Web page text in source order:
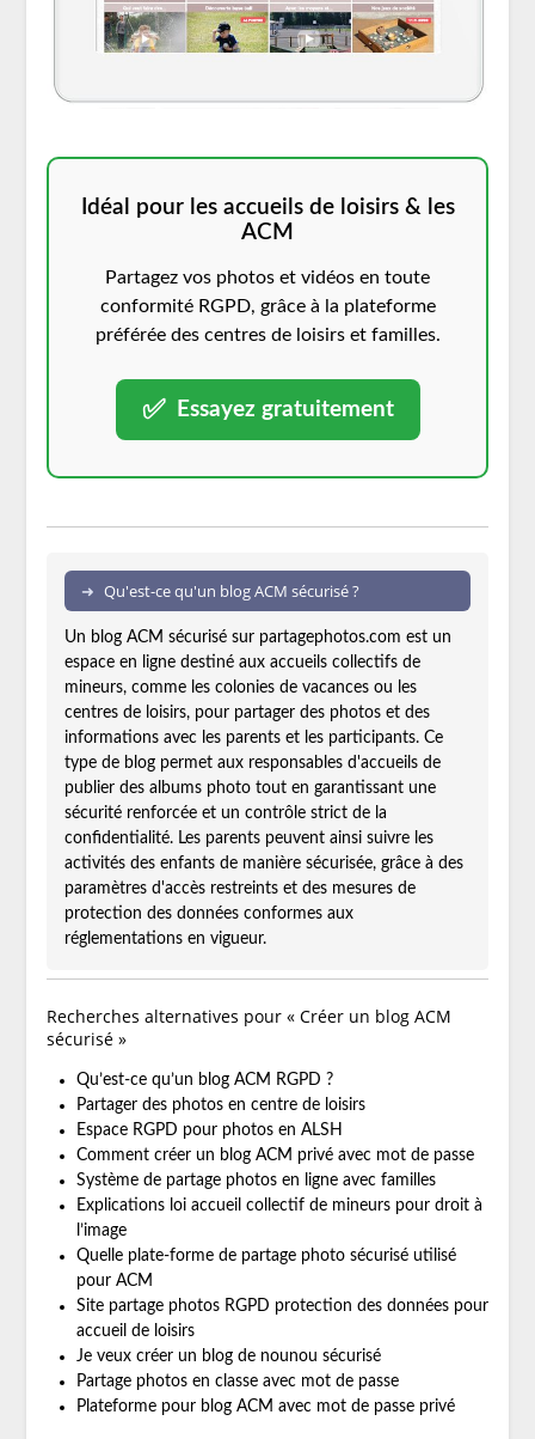
Idéal pour les accueils de loisirs & les
ACM
Partagez vos photos et vidéos en toute
conformité RGPD, grâce à la plateforme
préférée des centres de loisirs et familles.
✅ Essayez gratuitement
Qu'est-ce qu'un blog ACM sécurisé ?
Un blog ACM sécurisé sur partagephotos.com est un
espace en ligne destiné aux accueils collectifs de
mineurs, comme les colonies de vacances ou les
centres de loisirs, pour partager des photos et des
informations avec les parents et les participants. Ce
type de blog permet aux responsables d'accueils de
publier des albums photo tout en garantissant une
sécurité renforcée et un contrôle strict de la
confidentialité. Les parents peuvent ainsi suivre les
activités des enfants de manière sécurisée, grâce à des
paramètres d'accès restreints et des mesures de
protection des données conformes aux
réglementations en vigueur.
Recherches alternatives pour « Créer un blog ACM
sécurisé »
Qu’est-ce qu’un blog ACM RGPD ?
Partager des photos en centre de loisirs
Espace RGPD pour photos en ALSH
Comment créer un blog ACM privé avec mot de passe
Système de partage photos en ligne avec familles
Explications loi accueil collectif de mineurs pour droit à
l’image
Quelle plate-forme de partage photo sécurisé utilisé
pour ACM
Site partage photos RGPD protection des données pour
accueil de loisirs
Je veux créer un blog de nounou sécurisé
Partage photos en classe avec mot de passe
Plateforme pour blog ACM avec mot de passe privé